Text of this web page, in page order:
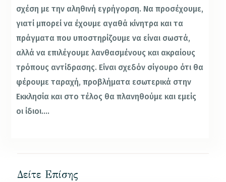
σχέση με την αληθινή εγρήγορση. Να προσέχουμε,
γιατί μπορεί να έχουμε αγαθά κίνητρα και τα
πράγματα που υποστηρίζουμε να είναι σωστά,
αλλά να επιλέγουμε λανθασμένους και ακραίους
τρόπους αντίδρασης. Είναι σχεδόν σίγουρο ότι θα
φέρουμε ταραχή, προβλήματα εσωτερικά στην
Εκκλησία και στο τέλος θα πλανηθούμε και εμείς
οι ίδιοι….
Δείτε Επίσης